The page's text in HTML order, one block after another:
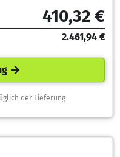
410,32 €
2.461,94 €
der Lieferung